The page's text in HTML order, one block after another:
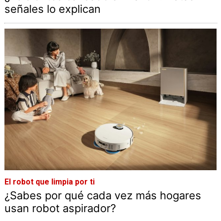
señales lo explican
El robot que limpia por ti
¿Sabes por qué cada vez más hogares
usan robot aspirador?